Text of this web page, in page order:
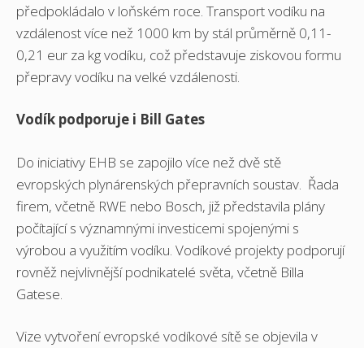
předpokládalo v loňském roce. Transport vodíku na
vzdálenost více než 1000 km by stál průměrně 0,11-
0,21 eur za kg vodíku, což představuje ziskovou formu
přepravy vodíku na velké vzdálenosti.
Vodík podporuje i Bill Gates
Do iniciativy EHB se zapojilo více než dvě stě
evropských plynárenských přepravních soustav. Řada
firem, včetně RWE nebo Bosch, již představila plány
počítající s významnými investicemi spojenými s
výrobou a využitím vodíku. Vodíkové projekty podporují
rovněž nejvlivnější podnikatelé světa, včetně Billa
Gatese.
Vize vytvoření evropské vodíkové sítě se objevila v